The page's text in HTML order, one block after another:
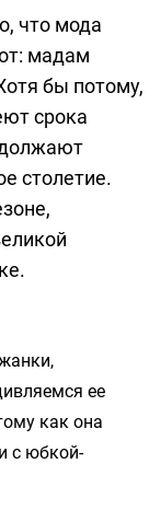
что мода
мадам
бы потому,
срока
столетие.
ее
как она
с юбкой-